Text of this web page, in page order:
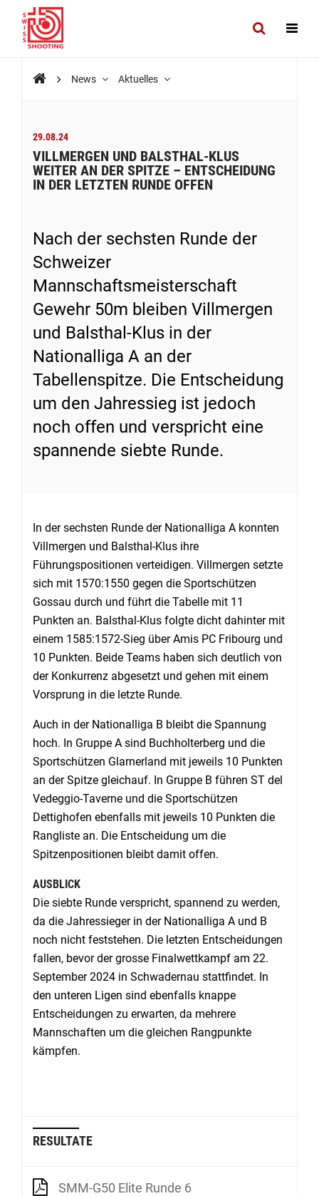
News Aktuelles
29.08.24
VILLMERGEN UND BALSTHAL-KLUS
WEITER AN DER SPITZE – ENTSCHEIDUNG
IN DER LETZTEN RUNDE OFFEN
Nach der sechsten Runde der
Schweizer
Mannschaftsmeisterschaft
Gewehr 50m bleiben Villmergen
und Balsthal-Klus in der
Nationalliga A an der
Tabellenspitze. Die Entscheidung
um den Jahressieg ist jedoch
noch offen und verspricht eine
spannende siebte Runde.
In der sechsten Runde der Nationalliga A konnten
Villmergen und Balsthal-Klus ihre
Führungspositionen verteidigen. Villmergen setzte
sich mit 1570:1550 gegen die Sportschützen
Gossau durch und führt die Tabelle mit 11
Punkten an. Balsthal-Klus folgte dicht dahinter mit
einem 1585:1572-Sieg über Amis PC Fribourg und
10 Punkten. Beide Teams haben sich deutlich von
der Konkurrenz abgesetzt und gehen mit einem
Vorsprung in die letzte Runde.
Auch in der Nationalliga B bleibt die Spannung
hoch. In Gruppe A sind Buchholterberg und die
Sportschützen Glarnerland mit jeweils 10 Punkten
an der Spitze gleichauf. In Gruppe B führen ST del
Vedeggio-Taverne und die Sportschützen
Dettighofen ebenfalls mit jeweils 10 Punkten die
Rangliste an. Die Entscheidung um die
Spitzenpositionen bleibt damit offen.
AUSBLICK
Die siebte Runde verspricht, spannend zu werden,
da die Jahressieger in der Nationalliga A und B
noch nicht feststehen. Die letzten Entscheidungen
fallen, bevor der grosse Finalwettkampf am 22.
September 2024 in Schwadernau stattfindet. In
den unteren Ligen sind ebenfalls knappe
Entscheidungen zu erwarten, da mehrere
Mannschaften um die gleichen Rangpunkte
kämpfen.
RESULTATE
SMM-G50 Elite Runde 6